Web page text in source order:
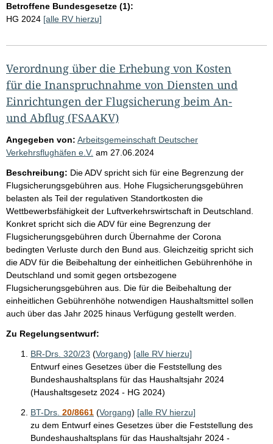
Betroffene Bundesgesetze (1):
HG 2024 [alle RV hierzu]
Verordnung über die Erhebung von Kosten
für die Inanspruchnahme von Diensten und
Einrichtungen der Flugsicherung beim An-
und Abflug (FSAAKV)
Angegeben von: Arbeitsgemeinschaft Deutscher
Verkehrsflughäfen e.V. am 27.06.2024
Beschreibung: Die ADV spricht sich für eine Begrenzung der
Flugsicherungsgebühren aus. Hohe Flugsicherungsgebühren
belasten als Teil der regulativen Standortkosten die
Wettbewerbsfähigkeit der Luftverkehrswirtschaft in Deutschland.
Konkret spricht sich die ADV für eine Begrenzung der
Flugsicherungsgebühren durch Übernahme der Corona
bedingten Verluste durch den Bund aus. Gleichzeitig spricht sich
die ADV für die Beibehaltung der einheitlichen Gebührenhöhe in
Deutschland und somit gegen ortsbezogene
Flugsicherungsgebühren aus. Die für die Beibehaltung der
einheitlichen Gebührenhöhe notwendigen Haushaltsmittel sollen
auch über das Jahr 2025 hinaus Verfügung gestellt werden.
Zu Regelungsentwurf:
BR-Drs. 320/23 (Vorgang) [alle RV hierzu]
Entwurf eines Gesetzes über die Feststellung des
Bundeshaushaltsplans für das Haushaltsjahr 2024
(Haushaltsgesetz 2024 - HG 2024)
BT-Drs. 20/8661 (Vorgang) [alle RV hierzu]
zu dem Entwurf eines Gesetzes über die Feststellung des
Bundeshaushaltsplans für das Haushaltsjahr 2024 -